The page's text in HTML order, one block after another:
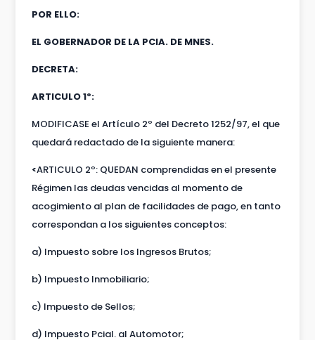
POR ELLO:
EL GOBERNADOR DE LA PCIA. DE MNES.
DECRETA:
ARTICULO 1º:
MODIFICASE el Artículo 2º del Decreto 1252/97, el que
quedará redactado de la siguiente manera:
<ARTICULO 2º: QUEDAN comprendidas en el presente
Régimen las deudas vencidas al momento de
acogimiento al plan de facilidades de pago, en tanto
correspondan a los siguientes conceptos:
a) Impuesto sobre los Ingresos Brutos;
b) Impuesto Inmobiliario;
c) Impuesto de Sellos;
d) Impuesto Pcial. al Automotor;